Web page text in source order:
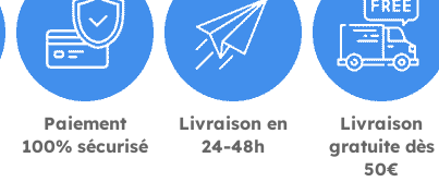
Paiement
100% sécurisé
Livraison en
24-48h
Livraison
gratuite dès
50€